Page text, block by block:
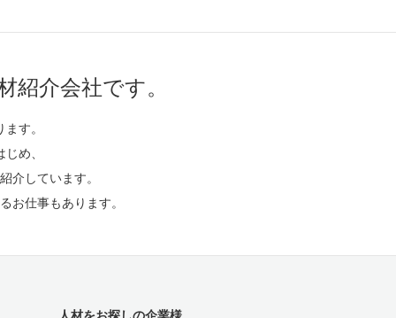
介会社です。
す。
め、
介しています。
お仕事もあります。